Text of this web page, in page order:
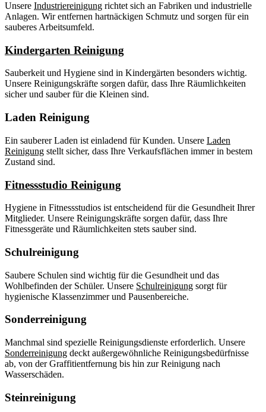
Unsere Industriereinigung richtet sich an Fabriken und industrielle
Anlagen. Wir entfernen hartnäckigen Schmutz und sorgen für ein
sauberes Arbeitsumfeld.
Kindergarten Reinigung
Sauberkeit und Hygiene sind in Kindergärten besonders wichtig.
Unsere Reinigungskräfte sorgen dafür, dass Ihre Räumlichkeiten
sicher und sauber für die Kleinen sind.
Laden Reinigung
Ein sauberer Laden ist einladend für Kunden. Unsere Laden
Reinigung stellt sicher, dass Ihre Verkaufsflächen immer in bestem
Zustand sind.
Fitnessstudio Reinigung
Hygiene in Fitnessstudios ist entscheidend für die Gesundheit Ihrer
Mitglieder. Unsere Reinigungskräfte sorgen dafür, dass Ihre
Fitnessgeräte und Räumlichkeiten stets sauber sind.
Schulreinigung
Saubere Schulen sind wichtig für die Gesundheit und das
Wohlbefinden der Schüler. Unsere Schulreinigung sorgt für
hygienische Klassenzimmer und Pausenbereiche.
Sonderreinigung
Manchmal sind spezielle Reinigungsdienste erforderlich. Unsere
Sonderreinigung deckt außergewöhnliche Reinigungsbedürfnisse
ab, von der Graffitientfernung bis hin zur Reinigung nach
Wasserschäden.
Steinreinigung